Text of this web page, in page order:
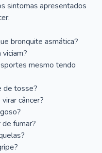
sintomas apresentados
bronquite asmática?
mesmo tendo
de tosse?
câncer?
fumar?